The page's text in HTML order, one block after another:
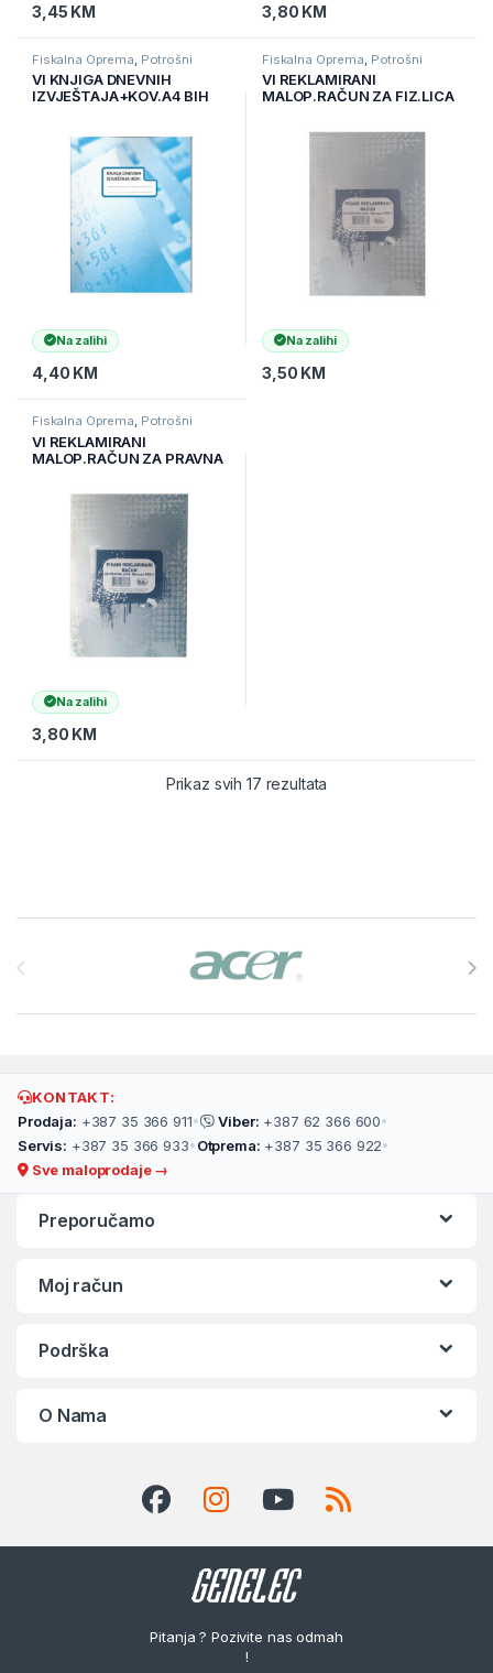
3,45 KM 3,80 KM
Fiskalna Oprema Potrošni
materijal za fiskalne kase
VI KNJIGA DNEVNIH
IZVJEŠTAJA+KOV.A4 BIH
Na zalihi
4,40 KM
Fiskalna Oprema Potrošni
materijal za fiskalne kase
VI REKLAMIRANI
MALOP.RAČUN ZA FIZ.LICA
Na zalihi
3,50 KM
Fiskalna Oprema Potrošni
materijal za fiskalne kase
VI REKLAMIRANI
MALOP.RAČUN ZA PRAVNA
Na zalihi
3,80 KM
Prikaz svih 17 rezultata
KONTAKT:
Prodaja: +387 35 366 911• Viber: +387 62 366 600•
Servis: +387 35 366 933• Otprema: +387 35 366 922•
Sve maloprodaje →
Preporučamo
Moj račun
Podrška
O Nama
Pitanja ? Pozivite nas odmah
!